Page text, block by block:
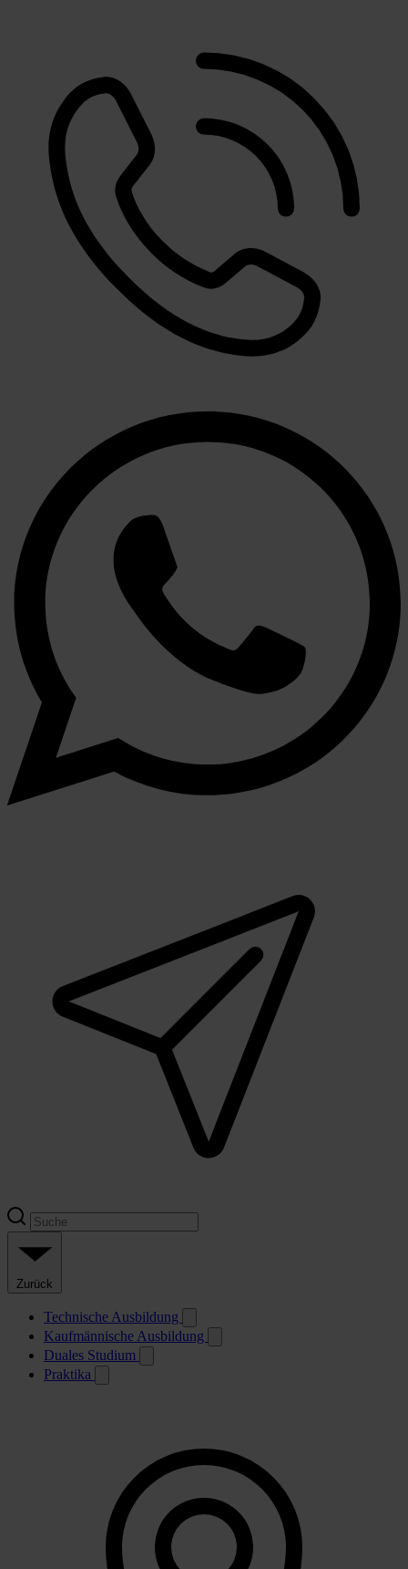
Zurück
Technische Ausbildung
Kaufmännische Ausbildung
Duales Studium
Praktika